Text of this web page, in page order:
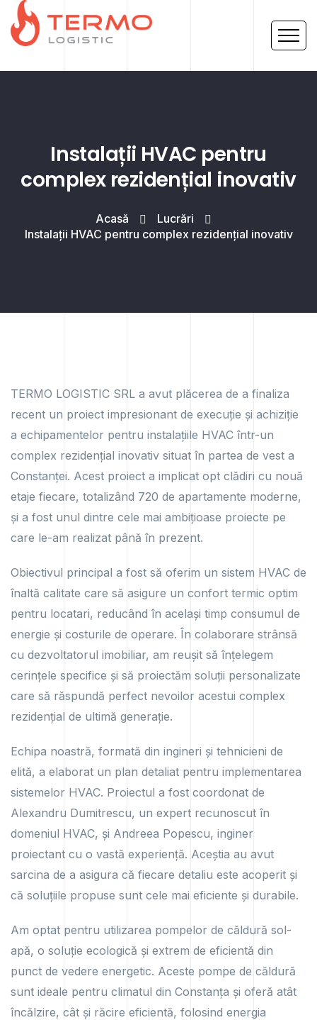
Instalații HVAC pentru
complex rezidențial inovativ
Acasă
Lucrări
Instalații HVAC pentru complex rezidențial inovativ
TERMO LOGISTIC SRL a avut plăcerea de a finaliza
recent un proiect impresionant de execuție și achiziție
a echipamentelor pentru instalațiile HVAC într-un
complex rezidențial inovativ situat în partea de vest a
Constanței. Acest proiect a implicat opt clădiri cu nouă
etaje fiecare, totalizând 720 de apartamente moderne,
și a fost unul dintre cele mai ambițioase proiecte pe
care le-am realizat până în prezent.
Obiectivul principal a fost să oferim un sistem HVAC de
înaltă calitate care să asigure un confort termic optim
pentru locatari, reducând în același timp consumul de
energie și costurile de operare. În colaborare strânsă
cu dezvoltatorul imobiliar, am reușit să înțelegem
cerințele specifice și să proiectăm soluții personalizate
care să răspundă perfect nevoilor acestui complex
rezidențial de ultimă generație.
Echipa noastră, formată din ingineri și tehnicieni de
elită, a elaborat un plan detaliat pentru implementarea
sistemelor HVAC. Proiectul a fost coordonat de
Alexandru Dumitrescu, un expert recunoscut în
domeniul HVAC, și Andreea Popescu, inginer
proiectant cu o vastă experiență. Aceștia au avut
sarcina de a asigura că fiecare detaliu este acoperit și
că soluțiile propuse sunt cele mai eficiente și durabile.
Am optat pentru utilizarea pompelor de căldură sol-
apă, o soluție ecologică și extrem de eficientă din
punct de vedere energetic. Aceste pompe de căldură
sunt ideale pentru climatul din Constanța și oferă atât
încălzire, cât și răcire eficientă, folosind energia